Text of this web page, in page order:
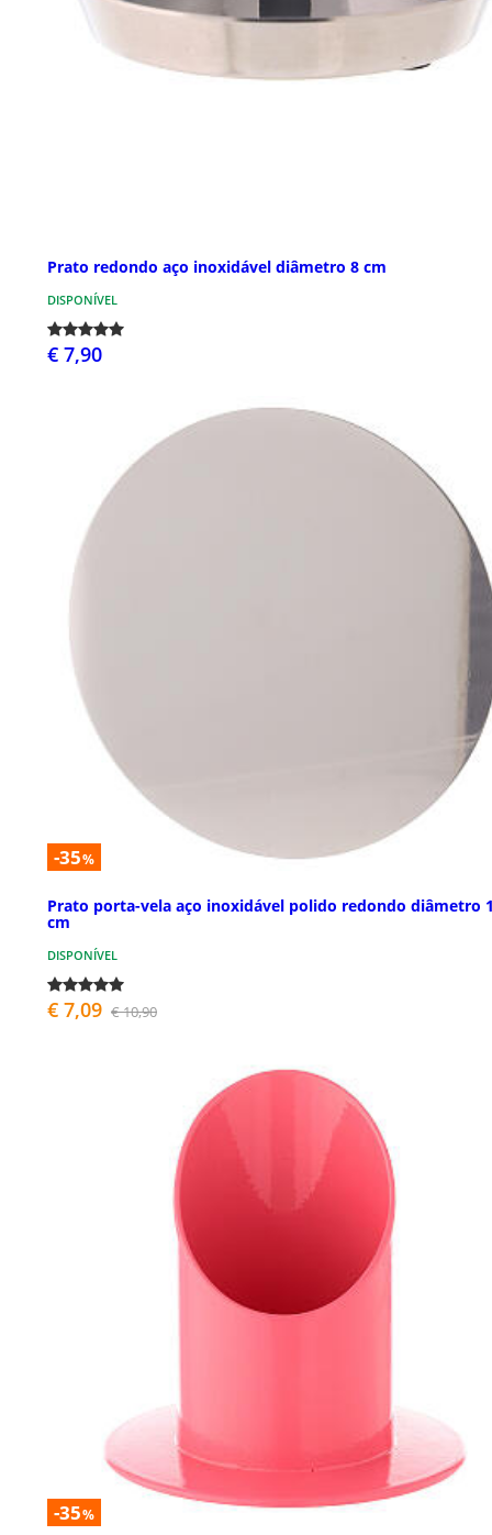
Prato redondo aço inoxidável diâmetro 8 cm
DISPONÍVEL
€ 7,90
-35%
Prato porta-vela aço inoxidável polido redondo diâmetro
cm
DISPONÍVEL
€ 7,09 € 10,90
-35%